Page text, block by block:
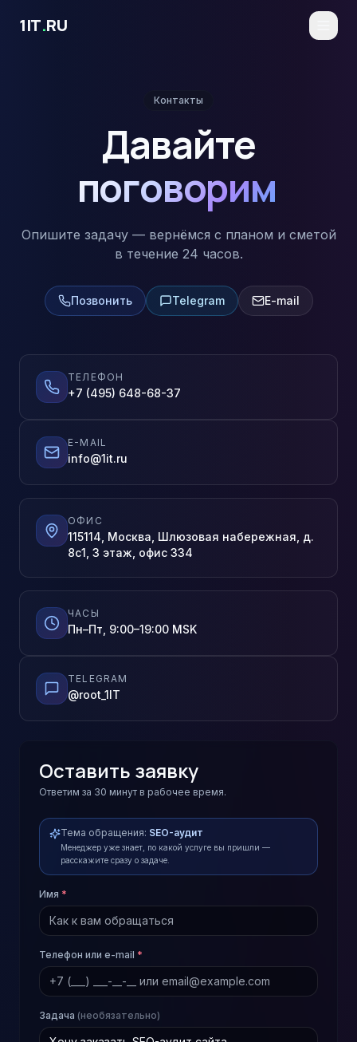
1IT.RU
Контакты
Давайте
поговорим
Опишите задачу — вернёмся с планом и сметой
в течение 24 часов.
Позвонить Telegram E-mail
ТЕЛЕФОН
+7 (495) 648-68-37
E-MAIL
info@1it.ru
ОФИС
115114, Москва, Шлюзовая набережная, д.
8с1, 3 этаж, офис 334
ЧАСЫ
Пн–Пт, 9:00–19:00 MSK
TELEGRAM
@root_1IT
Оставить заявку
Ответим за 30 минут в рабочее время.
Тема обращения: SEO-аудит
Менеджер уже знает, по какой услуге вы пришли —
расскажите сразу о задаче.
Имя *
Телефон или e-mail *
Задача (необязательно)